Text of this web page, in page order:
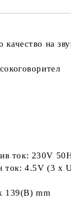
на
ток: 230V
4.5V (3 x
139(В) mm